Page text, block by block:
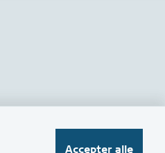
Accepter alle